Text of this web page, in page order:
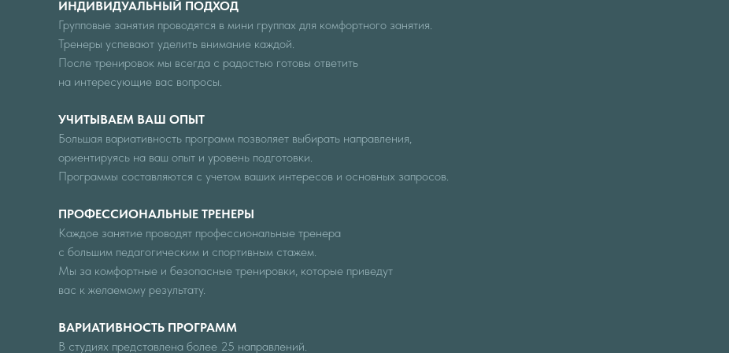
ИНДИВИДУАЛЬНЫЙ ПОДХОД
Групповые занятия проводятся в мини группах для комфортного занятия.
Тренеры успевают уделить внимание каждой.
После тренировок мы всегда с радостью готовы ответить
на интересующие вас вопросы.
УЧИТЫВАЕМ ВАШ ОПЫТ
Большая вариативность программ позволяет выбирать направления,
ориентируясь на ваш опыт и уровень подготовки.
Программы составляются с учетом ваших интересов и основных запросов.
ПРОФЕССИОНАЛЬНЫЕ ТРЕНЕРЫ
Каждое занятие проводят профессиональные тренера
с большим педагогическим и спортивным стажем.
Мы за комфортные и безопасные тренировки, которые приведут
вас к желаемому результату.
ВАРИАТИВНОСТЬ ПРОГРАММ
В студиях представлена более 25 направлений.